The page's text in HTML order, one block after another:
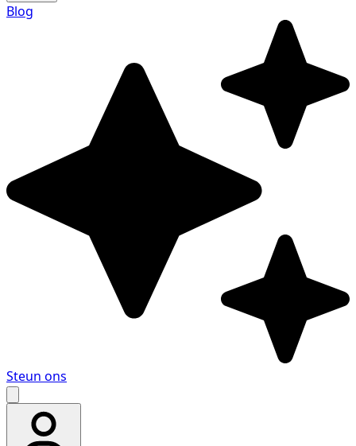
Blog
Steun ons